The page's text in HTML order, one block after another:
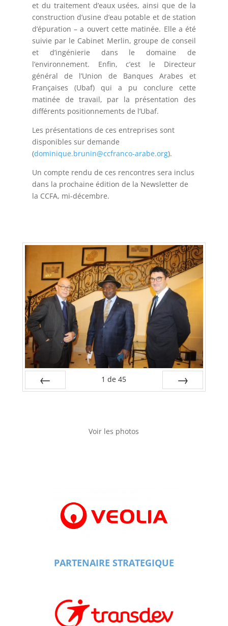
et du traitement d’eaux usées, ainsi que de la
construction d’usine d’eau potable et de station
d’épuration – a ouvert cette matinée. Elle a été
suivie par le Cabinet Merlin, groupe de conseil
et d’ingénierie dans le domaine de
l’environnement. Enfin, c’est le Directeur
général de l’Union de Banques Arabes et
Françaises (Ubaf) qui a pu conclure cette
matinée de travail, par la présentation des
différents positionnements de l’Ubaf.
Les présentations de ces entreprises sont
disponibles sur demande
(dominique.brunin@ccfranco-arabe.org).
Un compte rendu de ces rencontres sera inclus
dans la prochaine édition de la Newsletter de
la CCFA, mi-décembre.
1 de 45
Voir les photos
PARTENAIRE STRATEGIQUE